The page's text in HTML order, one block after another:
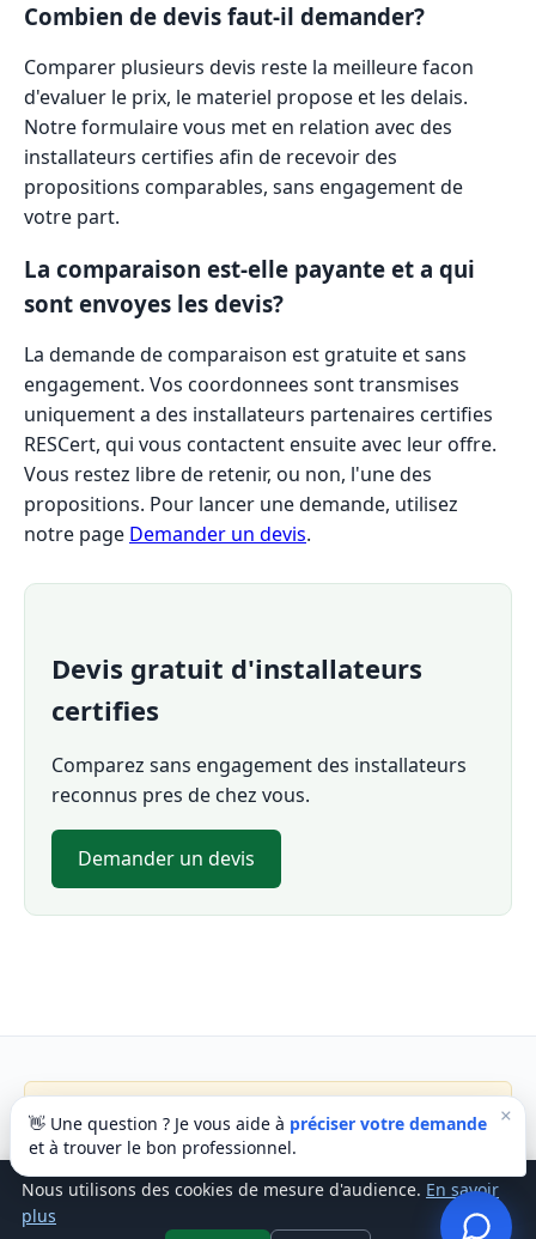
Combien de devis faut-il demander?
Comparer plusieurs devis reste la meilleure facon
d'evaluer le prix, le materiel propose et les delais.
Notre formulaire vous met en relation avec des
installateurs certifies afin de recevoir des
propositions comparables, sans engagement de
votre part.
La comparaison est-elle payante et a qui
sont envoyes les devis?
La demande de comparaison est gratuite et sans
engagement. Vos coordonnees sont transmises
uniquement a des installateurs partenaires certifies
RESCert, qui vous contactent ensuite avec leur offre.
Vous restez libre de retenir, ou non, l'une des
propositions. Pour lancer une demande, utilisez
notre page Demander un devis.
Devis gratuit d'installateurs
certifies
Comparez sans engagement des installateurs
reconnus pres de chez vous.
Demander un devis
Non affilie a l'asbl QUEST ni aux labels NRQual / RESCert. Les
certifications officielles sont consultables sur rescert.be.
© Quest for Quality ·
Confidentialite
Mentions legales·Cookies· Source : rescert.be
Nous utilisons des cookies de mesure d'audience. En savoir
plus
×
👋 Une question ? Je vous aide à préciser votre demande
et à trouver le bon professionnel.